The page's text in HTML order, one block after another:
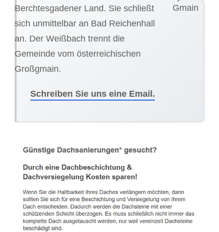
Berchtesgadener Land. Sie schließt
sich unmittelbar an Bad Reichenhall
an. Der Weißbach trennt die
Gemeinde vom österreichischen
Großgmain.
Schreiben Sie uns eine Email.